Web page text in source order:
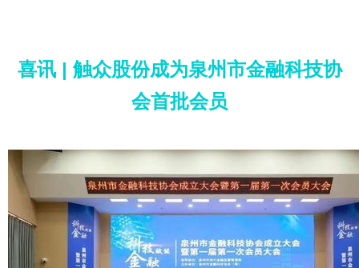
喜讯 | 触众股份成为泉州市金融科技协
会首批会员